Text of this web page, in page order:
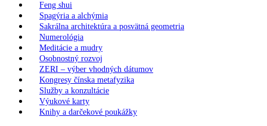
Feng shui
Spagýria a alchýmia
Sakrálna architektúra a posvätná geometria
Numerológia
Meditácie a mudry
Osobnostný rozvoj
ZERI – výber vhodných dátumov
Kongresy čínska metafyzika
Služby a konzultácie
Výukové karty
Knihy a darčekové poukážky